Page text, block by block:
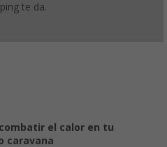
te da.
el calor en tu
caravana